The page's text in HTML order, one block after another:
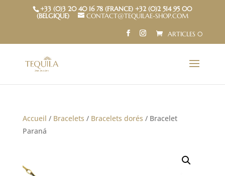
+33 (0)3 20 40 16 78 (FRANCE) +32 (0)2 514 95 00
(BELGIQUE)
CONTACT@TEQUILAE-SHOP.COM
ARTICLES 0
Accueil / Bracelets / Bracelets dorés / Bracelet
Paraná